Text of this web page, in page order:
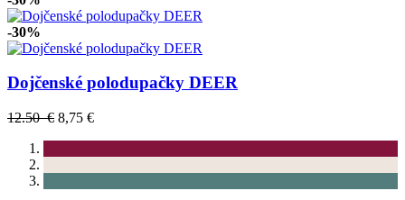
-30%
Dojčenské polodupačky DEER
12.50 € 8,75 €